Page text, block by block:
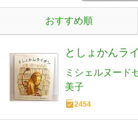
おすすめ順
としょかんラ
ミシェルヌード
美子
2454